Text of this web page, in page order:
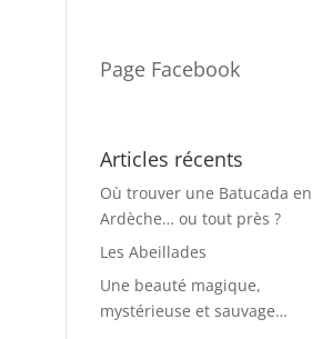
Page Facebook
Articles récents
Où trouver une Batucada en
Ardèche… ou tout près ?
Les Abeillades
Une beauté magique,
mystérieuse et sauvage…